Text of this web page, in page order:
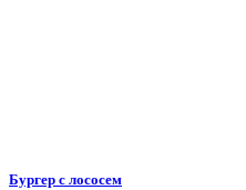
Бургер с лососем